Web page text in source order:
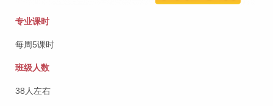
专业课时
每周5课时
班级人数
38人左右